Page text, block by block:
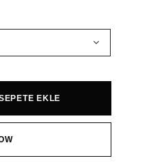
EKLE